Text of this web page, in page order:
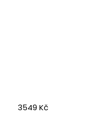
3549 Kč